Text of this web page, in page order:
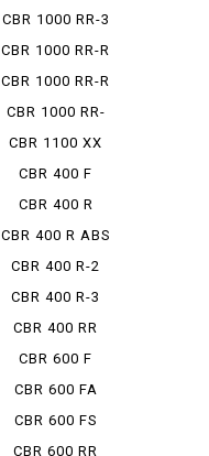
MUGEN
CBR 1000 RR-3
SP
CBR 1000 RR-R
CBR 1000 RR-R
FB
CBR 1000 RR-
RSP
CBR 1100 XX
CBR 400 F
CBR 400 R
CBR 400 R ABS
CBR 400 R-2
CBR 400 R-3
CBR 400 RR
CBR 600 F
CBR 600 FA
CBR 600 FS
CBR 600 RR